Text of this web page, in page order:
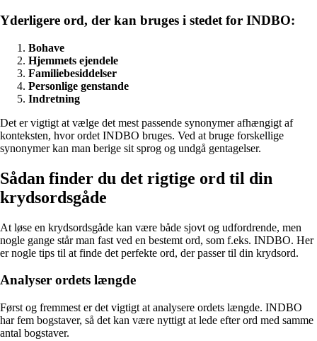
Yderligere ord, der kan bruges i stedet for INDBO:
Bohave
Hjemmets ejendele
Familiebesiddelser
Personlige genstande
Indretning
Det er vigtigt at vælge det mest passende synonymer afhængigt af
konteksten, hvor ordet INDBO bruges. Ved at bruge forskellige
synonymer kan man berige sit sprog og undgå gentagelser.
Sådan finder du det rigtige ord til din
krydsordsgåde
At løse en krydsordsgåde kan være både sjovt og udfordrende, men
nogle gange står man fast ved en bestemt ord, som f.eks. INDBO. Her
er nogle tips til at finde det perfekte ord, der passer til din krydsord.
Analyser ordets længde
Først og fremmest er det vigtigt at analysere ordets længde. INDBO
har fem bogstaver, så det kan være nyttigt at lede efter ord med samme
antal bogstaver.